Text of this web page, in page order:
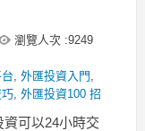
道的高收益玩
瀏覽人次 :9249
, 外匯投資入門 ,
, 外匯投資100 招
可以24小時交